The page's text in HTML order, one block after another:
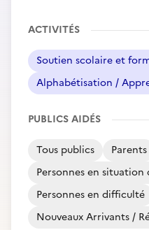
ACTIVITÉS
Soutien scolaire et
Alphabétisation /
PUBLICS AIDÉS
Tous publics
Parents
Personnes en situation
Personnes en difficulté
Nouveaux Arrivants /